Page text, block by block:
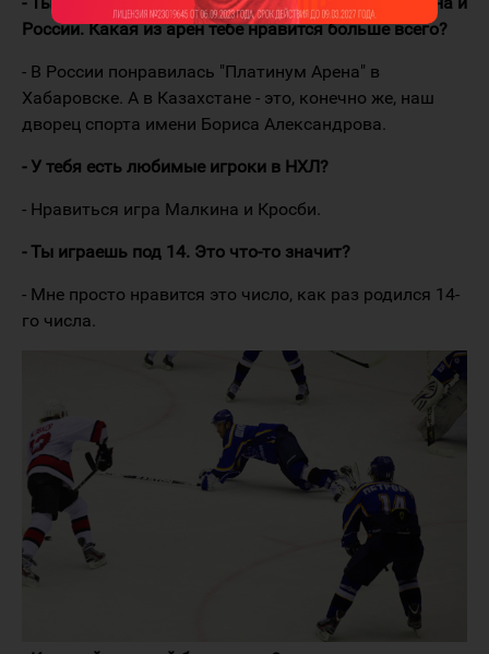
России. Какая из арен тебе нравится больше всего?
- В России понравилась "Платинум Арена" в
Хабаровске. А в Казахстане - это, конечно же, наш
дворец спорта имени Бориса Александрова.
- У тебя есть любимые игроки в НХЛ?
- Нравиться игра Малкина и Кросби.
- Ты играешь под 14. Это что-то значит?
- Мне просто нравится это число, как раз родился 14-
го числа.